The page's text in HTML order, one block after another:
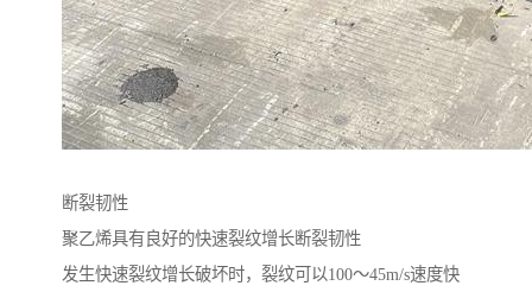
断裂韧性
聚乙烯具有良好的快速裂纹增长断裂韧性
发生快速裂纹增长破坏时，裂纹可以100～45m/s速度快